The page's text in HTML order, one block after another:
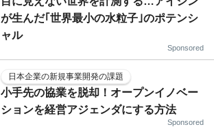
が生んだ｢世界最小の水粒子｣のポテンシ
ャル
Sponsored
日本企業の新規事業開発の課題
小手先の協業を脱却！オープンイノベー
ションを経営アジェンダにする方法
Sponsored